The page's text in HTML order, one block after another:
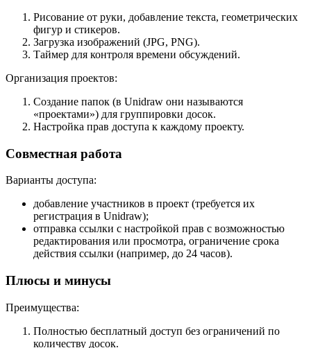
Рисование от руки, добавление текста, геометрических
фигур и стикеров.
Загрузка изображений (JPG, PNG).
Таймер для контроля времени обсуждений.
Организация проектов:
Создание папок (в Unidraw они называются
«проектами») для группировки досок.
Настройка прав доступа к каждому проекту.
Совместная работа
Варианты доступа:
добавление участников в проект (требуется их
регистрация в Unidraw);
отправка ссылки с настройкой прав с возможностью
редактирования или просмотра, ограничение срока
действия ссылки (например, до 24 часов).
Плюсы и минусы
Преимущества:
Полностью бесплатный доступ без ограничений по
количеству досок.